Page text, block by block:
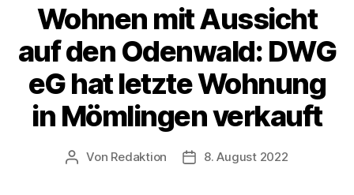
Wohnen mit Aussicht
auf den Odenwald: DWG
eG hat letzte Wohnung
in Mömlingen verkauft
Beitragsautor
Von Redaktion Beitragsdatum
8. August 2022